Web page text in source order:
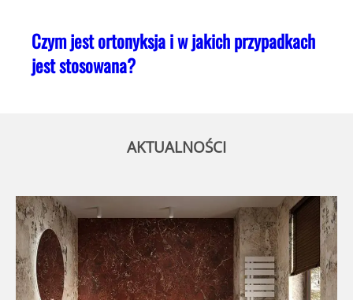
Czym jest ortonyksja i w jakich przypadkach
jest stosowana?
AKTUALNOŚCI